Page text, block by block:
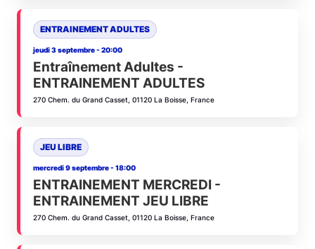
ENTRAINEMENT ADULTES
jeudi 3 septembre - 20:00
Entraînement Adultes -
ENTRAINEMENT ADULTES
270 Chem. du Grand Casset, 01120 La Boisse, France
JEU LIBRE
mercredi 9 septembre - 18:00
ENTRAINEMENT MERCREDI -
ENTRAINEMENT JEU LIBRE
270 Chem. du Grand Casset, 01120 La Boisse, France